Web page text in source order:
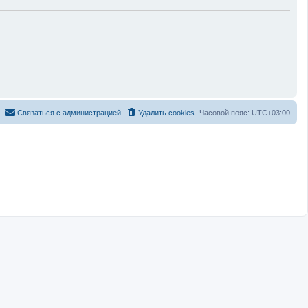
Часовой пояс: UTC+03:00
Удалить cookies
Связаться с администрацией